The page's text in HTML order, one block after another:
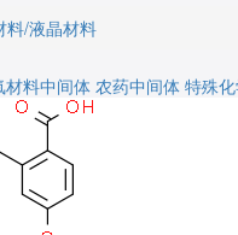
料/液晶材料
材料中间体 农药中间体 特殊